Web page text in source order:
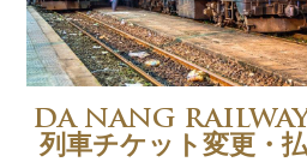
DA NANG
列車チケット変更・